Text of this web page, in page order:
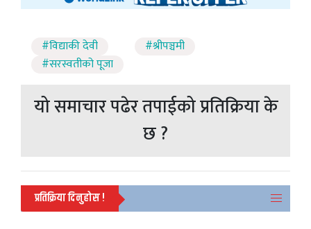
#विद्याकी देवी
#श्रीपञ्चमी
#सरस्वतीको पूजा
यो समाचार पढेर तपाईको प्रतिक्रिया के
छ ?
प्रतिक्रिया दिनुहोस !